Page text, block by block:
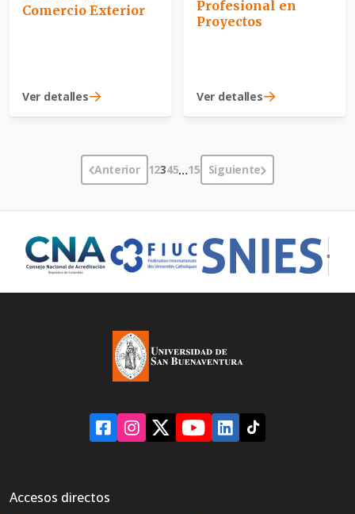
Comercio Exterior
Ver detalles
Profesional en
Proyectos
Ver detalles
Anterior 12345…15 Siguiente
Accesos directos